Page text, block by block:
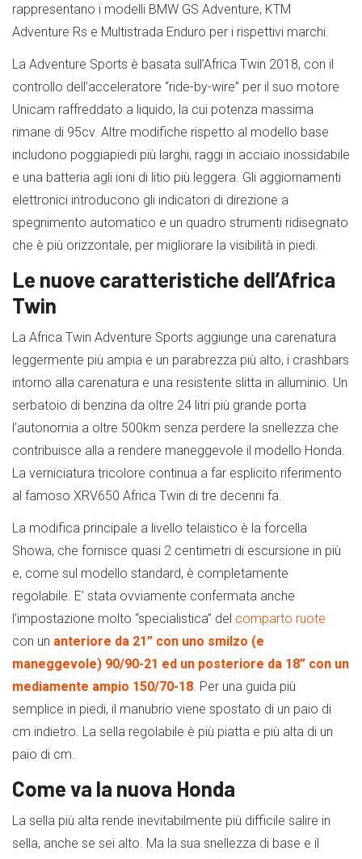
rappresentano i modelli BMW GS Adventure, KTM
Adventure Rs e Multistrada Enduro per i rispettivi marchi.
La Adventure Sports è basata sull’Africa Twin 2018, con il
controllo dell’acceleratore “ride-by-wire” per il suo motore
Unicam raffreddato a liquido, la cui potenza massima
rimane di 95cv. Altre modifiche rispetto al modello base
includono poggiapiedi più larghi, raggi in acciaio inossidabile
e una batteria agli ioni di litio più leggera. Gli aggiornamenti
elettronici introducono gli indicatori di direzione a
spegnimento automatico e un quadro strumenti ridisegnato
che è più orizzontale, per migliorare la visibilità in piedi.
Le nuove caratteristiche dell’Africa
Twin
La Africa Twin Adventure Sports aggiunge una carenatura
leggermente più ampia e un parabrezza più alto, i crashbars
intorno alla carenatura e una resistente slitta in alluminio. Un
serbatoio di benzina da oltre 24 litri più grande porta
l’autonomia a oltre 500km senza perdere la snellezza che
contribuisce alla a rendere maneggevole il modello Honda.
La verniciatura tricolore continua a far esplicito riferimento
al famoso XRV650 Africa Twin di tre decenni fa.
La modifica principale a livello telaistico è la forcella
Showa, che fornisce quasi 2 centimetri di escursione in più
e, come sul modello standard, è completamente
regolabile. E’ stata ovviamente confermata anche
l’impostazione molto “specialistica” del comparto ruote
con un anteriore da 21” con uno smilzo (e
maneggevole) 90/90-21 ed un posteriore da 18” con un
mediamente ampio 150/70-18 . Per una guida più
semplice in piedi, il manubrio viene spostato di un paio di
cm indietro. La sella regolabile è più piatta e più alta di un
paio di cm.
Come va la nuova Honda
La sella più alta rende inevitabilmente più difficile salire in
sella, anche se sei alto. Ma la sua snellezza di base e il